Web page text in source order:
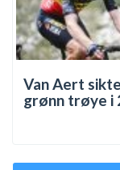
Van Aert
grønn trøye i